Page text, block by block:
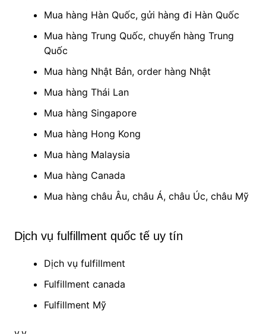
Mua hàng Hàn Quốc, gửi hàng đi Hàn Quốc
Mua hàng Trung Quốc, chuyển hàng Trung
Quốc
Mua hàng Nhật Bản, order hàng Nhật
Mua hàng Thái Lan
Mua hàng Singapore
Mua hàng Hong Kong
Mua hàng Malaysia
Mua hàng Canada
Mua hàng châu Âu, châu Á, châu Úc, châu Mỹ
Dịch vụ fulfillment quốc tế uy tín
Dịch vụ fulfillment
Fulfillment canada
Fulfillment Mỹ